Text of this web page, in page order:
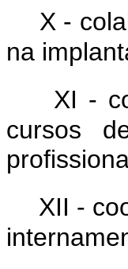
X -
na
XI -
cursos
XII -